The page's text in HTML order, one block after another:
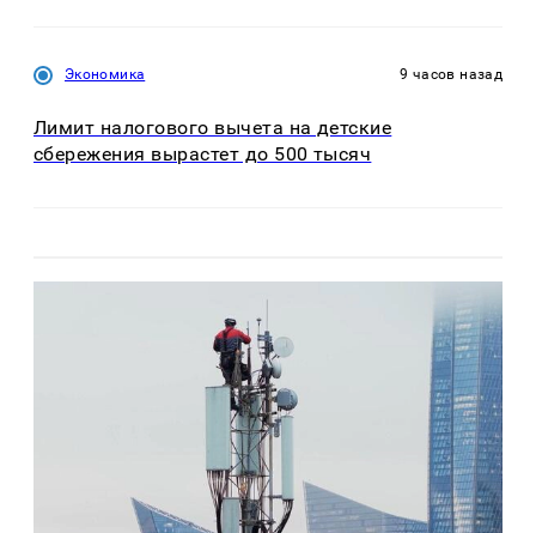
Экономика 9 часов назад
Лимит налогового вычета на детские
сбережения вырастет до 500 тысяч